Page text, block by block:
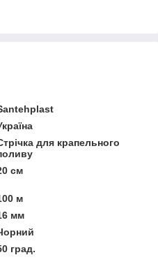
для крапельного
см
м
мм
град.